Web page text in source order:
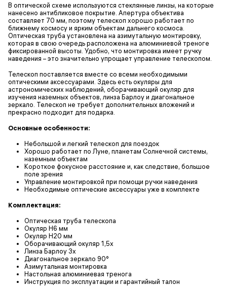
В оптической схеме используются стеклянные линзы, на которые
нанесено антибликовое покрытие. Апертура объектива
составляет 70 мм, поэтому телескоп хорошо работает по
ближнему космосу и ярким объектам дальнего космоса.
Оптическая труба установлена на азимутальную монтировку,
которая в свою очередь расположена на алюминиевой треноге
фиксированной высоты. Удобно, что монтировка имеет ручку
наведения – это значительно упрощает управление телескопом.
Телескоп поставляется вместе со всеми необходимыми
оптическими аксессуарами. Здесь есть окуляры для
астрономических наблюдений, оборачивающий окуляр для
изучения наземных объектов, линза Барлоу и диагональное
зеркало. Телескоп не требует дополнительных вложений и
прекрасно подходит для подарка.
Основные особенности:
Небольшой и легкий телескоп для поездок
Хорошо работает по Луне, планетам Солнечной системы,
наземным объектам
Короткое фокусное расстояние и, как следствие, большое
поле зрения
Управление монтировкой при помощи ручки наведения
Необходимые оптические аксессуары уже в комплекте
Комплектация:
Оптическая труба телескопа
Окуляр H6 мм
Окуляр H20 мм
Оборачивающий окуляр 1,5х
Линза Барлоу 3х
Диагональное зеркало 90°
Азимутальная монтировка
Настольная алюминиевая тренога
Инструкция по эксплуатации и гарантийный талон